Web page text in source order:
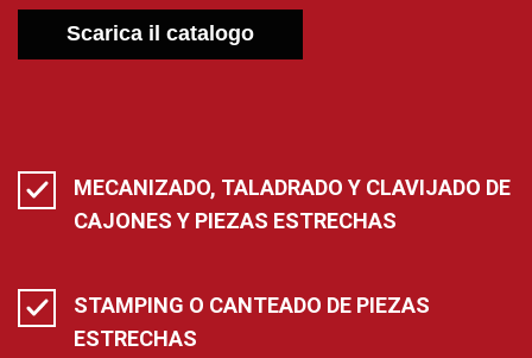
Scarica il catalogo
MECANIZADO, TALADRADO Y CLAVIJADO DE
CAJONES Y PIEZAS ESTRECHAS
STAMPING O CANTEADO DE PIEZAS
ESTRECHAS